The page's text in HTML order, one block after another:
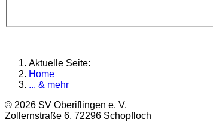
Aktuelle Seite:
Home
... & mehr
© 2026 SV Oberiflingen e. V.
Zollernstraße 6, 72296 Schopfloch